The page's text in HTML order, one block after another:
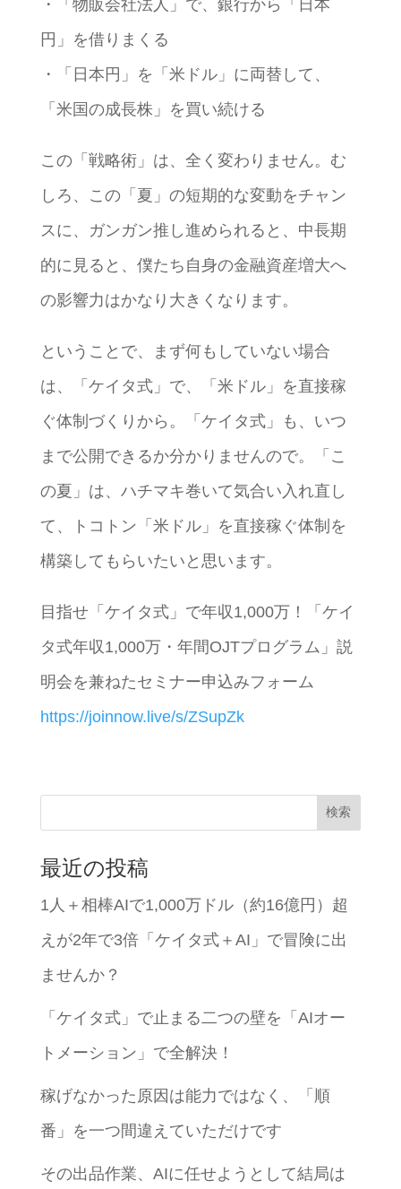
・「物販会社法人」で、銀行から「日本
円」を借りまくる
・「日本円」を「米ドル」に両替して、
「米国の成長株」を買い続ける
この「戦略術」は、全く変わりません。む
しろ、この「夏」の短期的な変動をチャン
スに、ガンガン推し進められると、中長期
的に見ると、僕たち自身の金融資産増大へ
の影響力はかなり大きくなります。
ということで、まず何もしていない場合
は、「ケイタ式」で、「米ドル」を直接稼
ぐ体制づくりから。「ケイタ式」も、いつ
まで公開できるか分かりませんので。「こ
の夏」は、ハチマキ巻いて気合い入れ直し
て、トコトン「米ドル」を直接稼ぐ体制を
構築してもらいたいと思います。
目指せ「ケイタ式」で年収1,000万！「ケイ
タ式年収1,000万・年間OJTプログラム」説
明会を兼ねたセミナー申込みフォーム
https://joinnow.live/s/ZSupZk
検索
最近の投稿
1人＋相棒AIで1,000万ドル（約16億円）超
えが2年で3倍「ケイタ式＋AI」で冒険に出
ませんか？
「ケイタ式」で止まる二つの壁を「AIオー
トメーション」で全解決！
稼げなかった原因は能力ではなく、「順
番」を一つ間違えていただけです
その出品作業、AIに任せようとして結局は